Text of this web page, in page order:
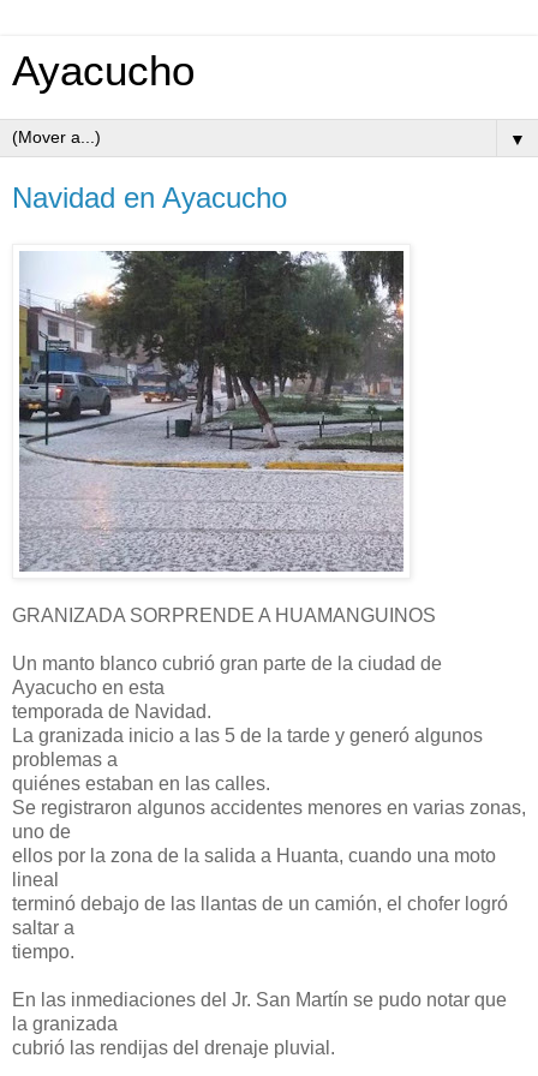
Ayacucho
▼
Navidad en Ayacucho
GRANIZADA SORPRENDE A HUAMANGUINOS
Un manto blanco cubrió gran parte de la ciudad de
Ayacucho en esta
temporada de Navidad.
La granizada inicio a las 5 de la tarde y generó algunos
problemas a
quiénes estaban en las calles.
Se registraron algunos accidentes menores en varias zonas,
uno de
ellos por la zona de la salida a Huanta, cuando una moto
lineal
terminó debajo de las llantas de un camión, el chofer logró
saltar a
tiempo.
En las inmediaciones del Jr. San Martín se pudo notar que
la granizada
cubrió las rendijas del drenaje pluvial.